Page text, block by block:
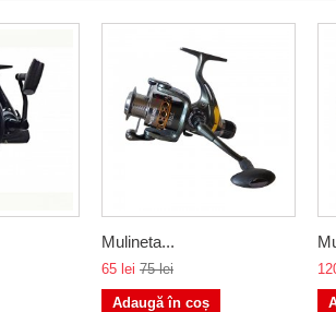
Mulineta...
65 lei 75 lei
Adaugă în coș